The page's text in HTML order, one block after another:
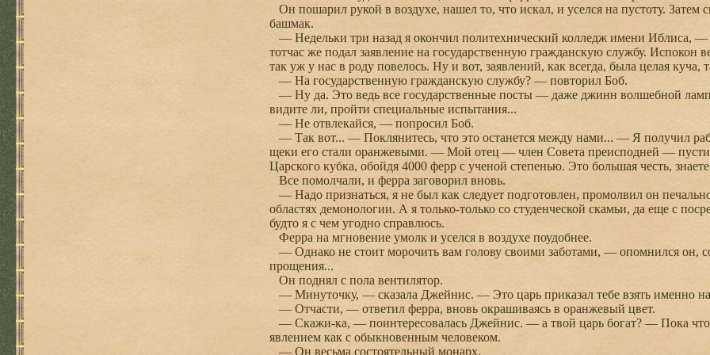
Он пошарил рукой в воздухе, нашел то, что искал, и уселся на пустоту.
башмак.
— Недельки три назад я окончил политехнический колледж имени Иблиса,
тотчас же подал заявление на государственную гражданскую службу.
так уж у нас в роду повелось. Ну и вот, заявлений, как всегда, была целая куча,
— На государственную гражданскую службу? — повторил Боб.
— Ну да. Это ведь все государственные посты — даже джинн волшебной
видите ли, пройти специальные испытания...
— Не отвлекайся, — попросил Боб.
— Так вот... — Поклянитесь, что это останется между нами... — Я получил
щеки его стали оранжевыми. — Мой отец — член Совета преисподней —
Царского кубка, обойдя 4000 ферр с ученой степенью. Это большая честь,
Все помолчали, и ферра заговорил вновь.
— Надо признаться, я не был как следует подготовлен, промолвил он
областях демонологии. А я только-только со студенческой скамьи, да еще с
будто я с чем угодно справлюсь.
Ферра на мгновение умолк и уселся в воздухе поудобнее.
— Однако не стоит морочить вам голову своими заботами, — опомнился он,
прощения...
Он поднял с пола вентилятор.
— Минуточку, — сказала Джейнис. — Это царь приказал тебе взять именно
— Отчасти, — ответил ферра, вновь окрашиваясь в оранжевый цвет.
— Скажи-ка, — поинтересовалась Джейнис. — а твой царь богат? — Пока что
явлением как с обыкновенным человеком.
— Он весьма состоятельный монарх.